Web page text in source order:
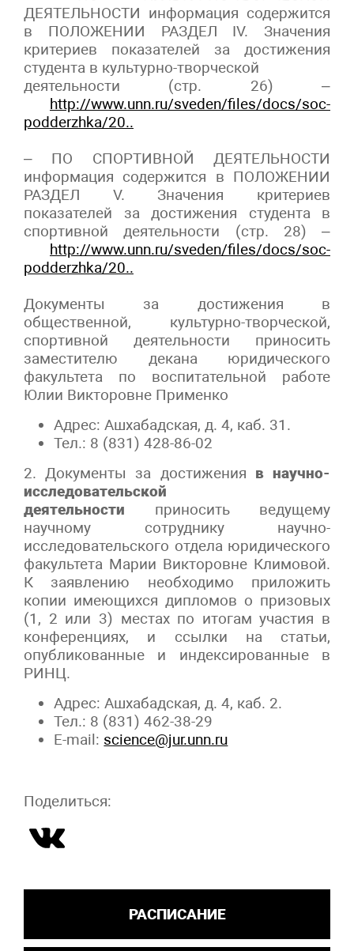
ДЕЯТЕЛЬНОСТИ информация содержится
в ПОЛОЖЕНИИ РАЗДЕЛ IV. Значения
критериев показателей за достижения
студента в культурно-творческой
деятельности (стр. 26) –
http://www.unn.ru/sveden/files/docs/soc-
podderzhka/20..
– ПО СПОРТИВНОЙ ДЕЯТЕЛЬНОСТИ
информация содержится в ПОЛОЖЕНИИ
РАЗДЕЛ V. Значения критериев
показателей за достижения студента в
спортивной деятельности (стр. 28) –
http://www.unn.ru/sveden/files/docs/soc-
podderzhka/20..
Документы за достижения в
общественной, культурно-творческой,
спортивной деятельности приносить
заместителю декана юридического
факультета по воспитательной работе
Юлии Викторовне Применко
Адрес: Ашхабадская, д. 4, каб. 31.
Тел.: 8 (831) 428-86-02
2. Документы за достижения в научно-
исследовательской
деятельности приносить ведущему
научному сотруднику научно-
исследовательского отдела юридического
факультета Марии Викторовне Климовой.
К заявлению необходимо приложить
копии имеющихся дипломов о призовых
(1, 2 или 3) местах по итогам участия в
конференциях, и ссылки на статьи,
опубликованные и индексированные в
РИНЦ.
Адрес: Ашхабадская, д. 4, каб. 2.
Тел.: 8 (831) 462-38-29
E-mail: science@jur.unn.ru
Поделиться:
РАСПИСАНИЕ